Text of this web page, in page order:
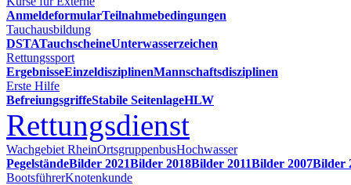
AnmeldeformularTeilnahmebedingungen
Tauchausbildung
DSTATauchscheineUnterwasserzeichen
Rettungssport
ErgebnisseEinzeldisziplinenMannschaftsdisziplinen
Erste Hilfe
BefreiungsgriffeStabile SeitenlageHLW
Rettungsdienst
Wachgebiet RheinOrtsgruppenbusHochwasser
PegelständeBilder 2021Bilder 2018Bilder 2011Bilder 2007Bilder
BootsführerKnotenkunde